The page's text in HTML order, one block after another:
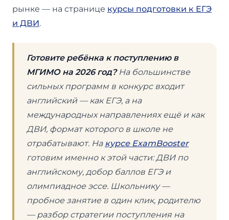
рынке — на странице курсы подготовки к ЕГЭ
и ДВИ.
Готовите ребёнка к поступлению в
МГИМО на 2026 год?На большинстве
сильных программ в конкурс входит
английский — как ЕГЭ, а на
международных направлениях ещё и как
ДВИ, формат которого в школе не
отрабатывают. На курсе ExamBooster
готовим именно к этой части: ДВИ по
английскому, добор баллов ЕГЭ и
олимпиадное эссе. Школьнику —
пробное занятие в один клик, родителю
— разбор стратегии поступления на